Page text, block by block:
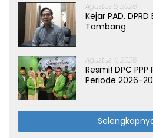
Agustus 5, 2026
Kejar PAD,
Tambang
Agustus 4, 2026
Resmi! DPC
Periode 2026-